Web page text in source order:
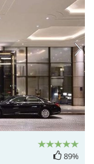
89%